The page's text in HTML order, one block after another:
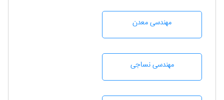
مهندسی معدن
مهندسي نساجی